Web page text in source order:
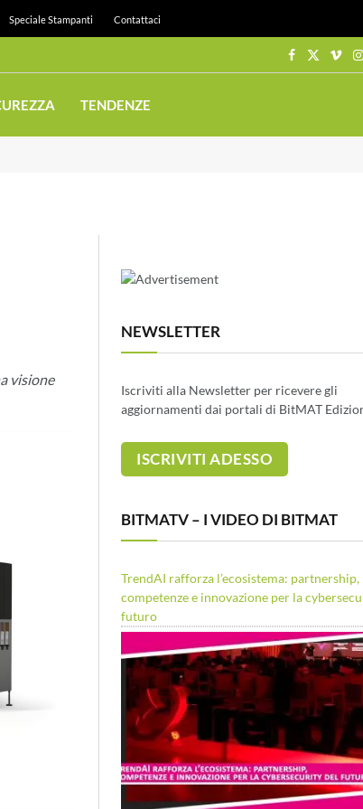
Speciale Stampanti Contattaci
Facebook
X
TENDENZE
visione
NEWSLETTER
Iscriviti alla Newsletter per ricevere gli
aggiornamenti dai portali di BitMAT
BITMATV – I VIDEO DI BITMAT
TrendAI rafforza l’ecosistema: partnership,
competenze e innovazione per la
futuro